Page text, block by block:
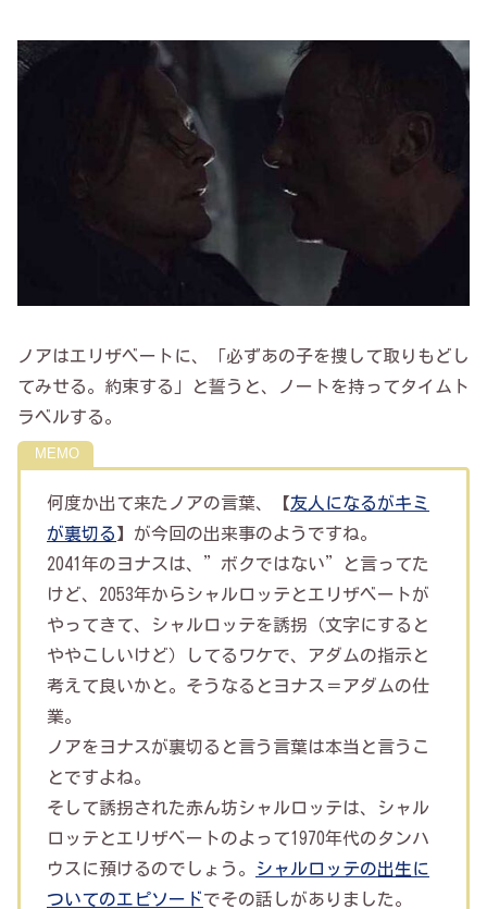
ノアはエリザベートに、「必ずあの子を捜して取りもどし
てみせる。約束する」と誓うと、ノートを持ってタイムト
ラベルする。
何度か出て来たノアの言葉、【友人になるがキミ
が裏切る】が今回の出来事のようですね。
2041年のヨナスは、”ボクではない”と言ってた
けど、2053年からシャルロッテとエリザベートが
やってきて、シャルロッテを誘拐（文字にすると
ややこしいけど）してるワケで、アダムの指示と
考えて良いかと。そうなるとヨナス＝アダムの仕
業。
ノアをヨナスが裏切ると言う言葉は本当と言うこ
とですよね。
そして誘拐された赤ん坊シャルロッテは、シャル
ロッテとエリザベートのよって1970年代のタンハ
ウスに預けるのでしょう。
シャルロッテの出生に
ついてのエピソードでその話しがありました。